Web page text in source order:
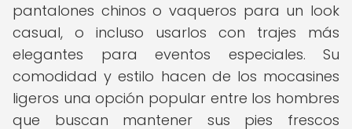
pantalones chinos o vaqueros para un look
casual, o incluso usarlos con trajes más
elegantes para eventos especiales. Su
comodidad y estilo hacen de los mocasines
ligeros una opción popular entre los hombres
que buscan mantener sus pies frescos